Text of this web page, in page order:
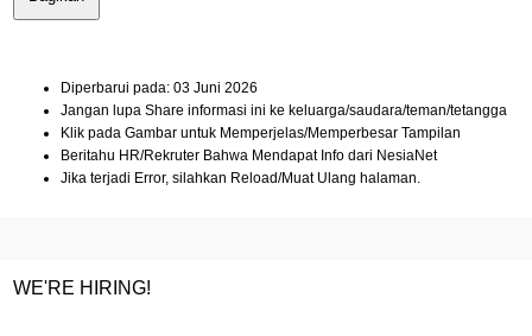
Diperbarui pada: 03 Juni 2026
Jangan lupa Share informasi ini ke keluarga/saudara/teman/tetangga
Klik pada Gambar untuk Memperjelas/Memperbesar Tampilan
Beritahu HR/Rekruter Bahwa Mendapat Info dari NesiaNet
Jika terjadi Error, silahkan Reload/Muat Ulang halaman.
WE'RE HIRING!